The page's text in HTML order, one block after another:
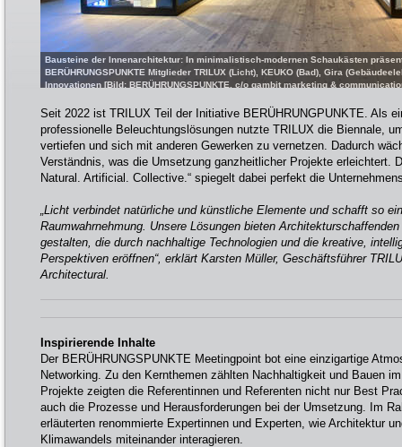
Bausteine der Innenarchitektur: In minimalistisch-modernen Schaukästen
BERÜHRUNGSPUNKTE Mitglieder TRILUX (Licht), KEUKO (Bad), Gira
Innovationen [Bild: BERÜHRUNGSPUNKTE, c/o gambit marketing &
Seit 2022 ist TRILUX Teil der Initiative BERÜHRUNGPUNKTE. Als
professionelle Beleuchtungslösungen nutzte TRILUX die Biennale,
vertiefen und sich mit anderen Gewerken zu vernetzen. Dadurch
Verständnis, was die Umsetzung ganzheitlicher Projekte erleichtert.
Natural. Artificial. Collective.“ spiegelt dabei perfekt die
„Licht verbindet natürliche und künstliche Elemente und schafft so
Raumwahrnehmung. Unsere Lösungen bieten
gestalten, die durch nachhaltige Technologien und die kreative,
Perspektiven eröffnen“, erklärt Karsten Müller, Geschäftsführer
Architectural.
Inspirierende Inhalte
Der BERÜHRUNGSPUNKTE Meetingpoint bot eine einzigartige
Networking. Zu den Kernthemen zählten Nachhaltigkeit und Bauen
Projekte zeigten die Referentinnen und Referenten nicht nur Best
auch die Prozesse und Herausforderungen bei der Umsetzung. Im
erläuterten renommierte Expertinnen und Experten, wie Architektur
Klimawandels miteinander interagieren.